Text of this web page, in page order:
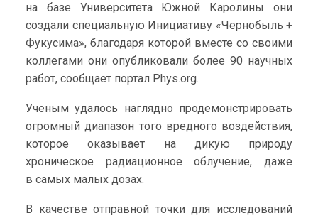
на базе Университета Южной Каролины они
создали специальную Инициативу «Чернобыль +
Фукусима», благодаря которой вместе со своими
коллегами они опубликовали более 90 научных
работ, сообщает портал Phys.org.
Ученым удалось наглядно продемонстрировать
огромный диапазон того вредного воздействия,
которое оказывает на дикую природу
хроническое радиационное облучение, даже
в самых малых дозах.
В качестве отправной точки для исследований